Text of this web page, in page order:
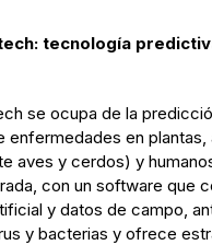
tecnología
se ocupa de la
enfermedades en plantas,
aves y cerdos) y
con un software que
y datos de campo,
y bacterias y ofrece